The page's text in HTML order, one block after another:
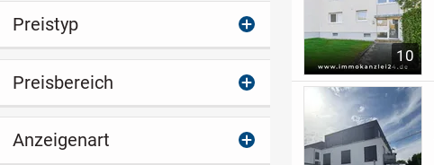
10
Preistyp
Preisbereich
Anzeigenart